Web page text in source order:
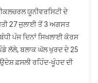
ਯੂਨੀਵਰਸਿਟੀ ਦੇ
27 ਜੁਲਾਈ ਤੋਂ 3 ਅਗਸਤ
ਪੰਜ ਦਿਨਾਂ ਸਿਖਲਾਈ ਕੋਰਸ
ਲੱਲੇ, ਬਲਾਕ ਘੱਲ ਖੁਰਦ ਦੇ 25
ਫ਼ਸਲੀ ਰਹਿੰਦ-ਖੂੰਹਦ ਦੀ